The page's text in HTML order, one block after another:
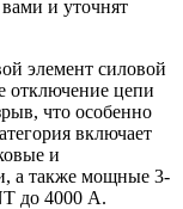
и уточнят
элемент силовой
отключение цепи
что особенно
включает
и
а также мощные 3-
до 4000 А.